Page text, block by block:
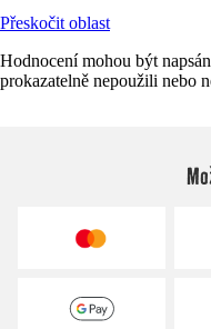
Přeskočit oblast
Hodnocení mohou být
prokazatelně nepoužili nebo